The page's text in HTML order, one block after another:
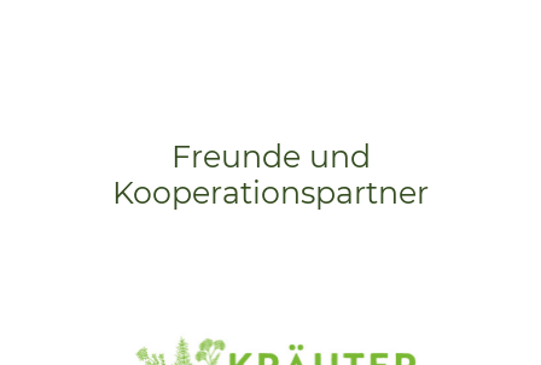
Freunde und
Kooperationspartner